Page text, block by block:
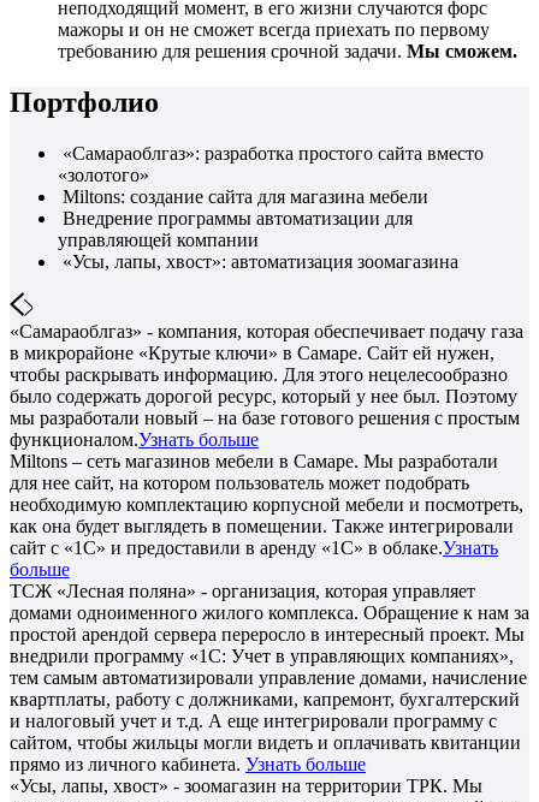
неподходящий момент, в его жизни случаются форс
мажоры и он не сможет всегда приехать по первому
требованию для решения срочной задачи. Мы сможем.
Портфолио
«Самараоблгаз»: разработка простого сайта вместо
«золотого»
Miltons: создание сайта для магазина мебели
Внедрение программы автоматизации для
управляющей компании
«Усы, лапы, хвост»: автоматизация зоомагазина
«Самараоблгаз» - компания, которая обеспечивает подачу газа
в микрорайоне «Крутые ключи» в Самаре. Сайт ей нужен,
чтобы раскрывать информацию. Для этого нецелесообразно
было содержать дорогой ресурс, который у нее был. Поэтому
мы разработали новый – на базе готового решения с простым
функционалом.Узнать больше
Miltons – сеть магазинов мебели в Самаре. Мы разработали
для нее сайт, на котором пользователь может подобрать
необходимую комплектацию корпусной мебели и посмотреть,
как она будет выглядеть в помещении. Также интегрировали
сайт с «1С» и предоставили в аренду «1С» в облаке.Узнать
больше
ТСЖ «Лесная поляна» - организация, которая управляет
домами одноименного жилого комплекса. Обращение к нам за
простой арендой сервера переросло в интересный проект. Мы
внедрили программу «1С: Учет в управляющих компаниях»,
тем самым автоматизировали управление домами, начисление
квартплаты, работу с должниками, капремонт, бухгалтерский
и налоговый учет и т.д. А еще интегрировали программу с
сайтом, чтобы жильцы могли видеть и оплачивать квитанции
прямо из личного кабинета. Узнать больше
«Усы, лапы, хвост» - зоомагазин на территории ТРК. Мы